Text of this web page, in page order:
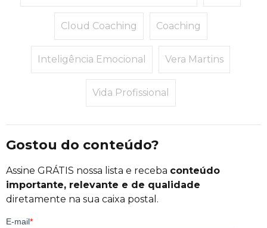
Cloud Coaching Coaching
Inteligência Emocional Vera Martins
Vida Profissional
Gostou do conteúdo?
Assine GRÁTIS nossa lista e receba conteúdo
importante, relevante e de qualidade
diretamente na sua caixa postal.